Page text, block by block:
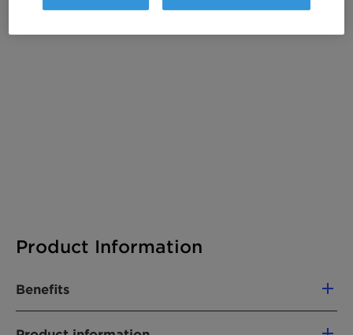
Product Information
Benefits